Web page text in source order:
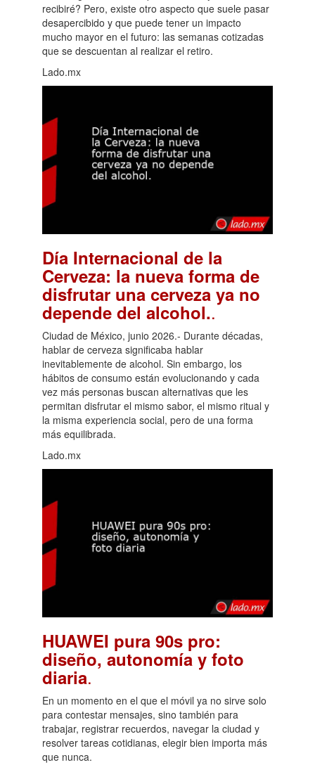
recibiré? Pero, existe otro aspecto que suele pasar
desapercibido y que puede tener un impacto
mucho mayor en el futuro: las semanas cotizadas
que se descuentan al realizar el retiro.
Lado.mx
Día Internacional de la
Cerveza: la nueva forma de
disfrutar una cerveza ya no
depende del alcohol..
Ciudad de México, junio 2026.- Durante décadas,
hablar de cerveza significaba hablar
inevitablemente de alcohol. Sin embargo, los
hábitos de consumo están evolucionando y cada
vez más personas buscan alternativas que les
permitan disfrutar el mismo sabor, el mismo ritual y
la misma experiencia social, pero de una forma
más equilibrada.
Lado.mx
HUAWEI pura 90s pro:
diseño, autonomía y foto
diaria.
En un momento en el que el móvil ya no sirve solo
para contestar mensajes, sino también para
trabajar, registrar recuerdos, navegar la ciudad y
resolver tareas cotidianas, elegir bien importa más
que nunca.